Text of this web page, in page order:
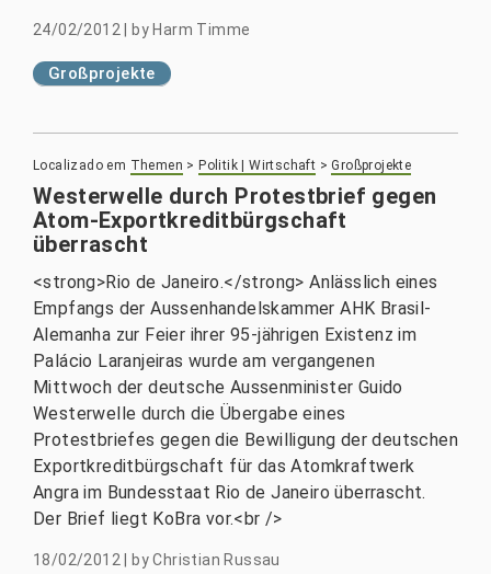
24/02/2012 by Harm Timme
Großprojekte
Localizado em Themen > Politik | Wirtschaft >Großprojekte
Westerwelle durch Protestbrief gegen
Atom-Exportkreditbürgschaft
überrascht
<strong>Rio de Janeiro.</strong> Anlässlich eines
Empfangs der Aussenhandelskammer AHK Brasil-
Alemanha zur Feier ihrer 95-jährigen Existenz im
Palácio Laranjeiras wurde am vergangenen
Mittwoch der deutsche Aussenminister Guido
Westerwelle durch die Übergabe eines
Protestbriefes gegen die Bewilligung der deutschen
Exportkreditbürgschaft für das Atomkraftwerk
Angra im Bundesstaat Rio de Janeiro überrascht.
Der Brief liegt KoBra vor.<br />
18/02/2012 byChristian Russau